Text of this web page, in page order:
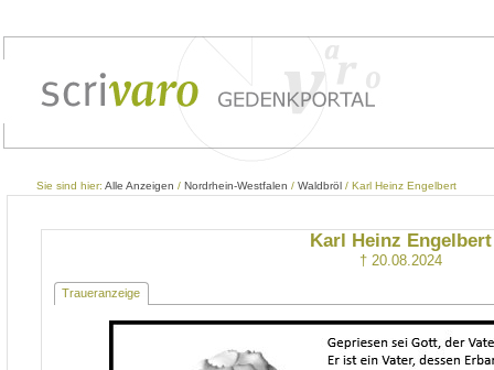
Sie sind hier: Alle Anzeigen / Nordrhein-Westfalen / Waldbröl / Karl Heinz Engelbert
Karl Heinz Engelbert
† 20.08.2024
Traueranzeige